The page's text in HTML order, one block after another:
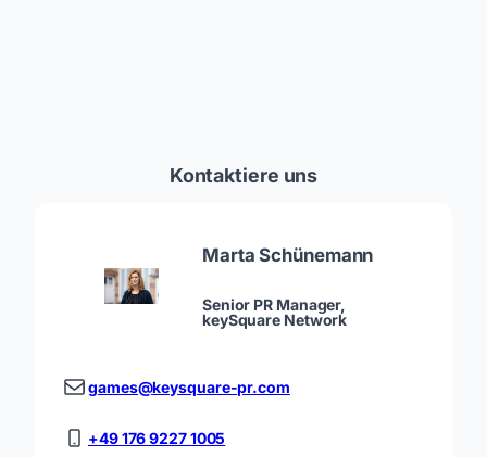
Kontaktiere uns
Marta Schünemann
Senior PR Manager,
keySquare Network
games@keysquare-pr.com
+49 176 9227 1005